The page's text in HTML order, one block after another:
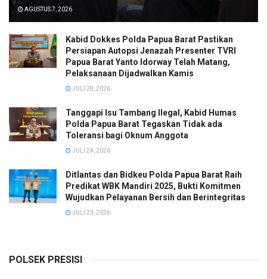
AGUSTUS 7, 2026
Kabid Dokkes Polda Papua Barat Pastikan
Persiapan Autopsi Jenazah Presenter TVRI
Papua Barat Yanto Idorway Telah Matang,
Pelaksanaan Dijadwalkan Kamis
JULI 28, 2026
Tanggapi Isu Tambang Ilegal, Kabid Humas
Polda Papua Barat Tegaskan Tidak ada
Toleransi bagi Oknum Anggota
JULI 24, 2026
Ditlantas dan Bidkeu Polda Papua Barat Raih
Predikat WBK Mandiri 2025, Bukti Komitmen
Wujudkan Pelayanan Bersih dan Berintegritas
JULI 23, 2026
POLSEK PRESISI